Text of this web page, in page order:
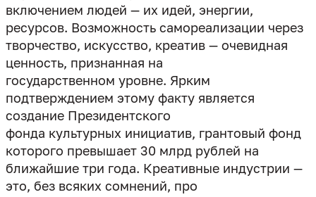
включением людей — их идей, энергии,
ресурсов. Возможность самореализации через
творчество, искусство, креатив — очевидная
ценность, признанная на
государственном уровне. Ярким
подтверждением этому факту является
создание Президентского
фонда культурных инициатив, грантовый фонд
которого превышает 30 млрд рублей на
ближайшие три года. Креативные индустрии —
это, без всяких сомнений, про